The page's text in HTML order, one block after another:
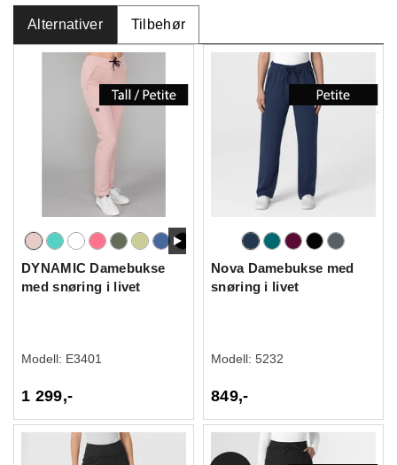
Alternativer Tilbehør
DYNAMIC Damebukse
med snøring i livet
Modell: E3401
1 299,-
Nova Damebukse med
snøring i livet
Modell: 5232
849,-